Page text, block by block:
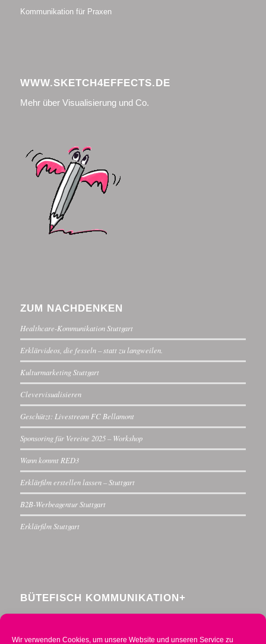
Wir verwenden Cookies, um unsere Website und unseren Service zu
Kommunikation für Praxen
WWW.SKETCH4EFFECTS.DE
Mehr über Visualisierung und Co.
ZUM NACHDENKEN
Healthcare-Kommunikation Stuttgart
Erklärvideos, die fesseln – statt zu langweilen.
Kulturmarketing Stuttgart
Clevervisualisieren
Geschützt: Livestream FC Bellamont
Sponsoring für Vereine 2025 – Workshop
Wann kommt RED3
Erklärfilm erstellen lassen – Stuttgart
B2B-Werbeagentur Stuttgart
Erklärfilm Stuttgart
BÜTEFISCH KOMMUNIKATION+
Menzelstraße 30